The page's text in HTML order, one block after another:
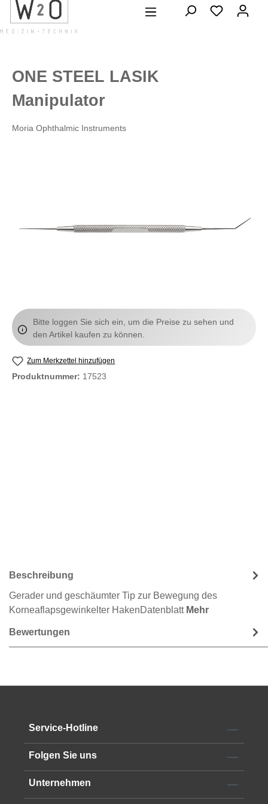
springen
ONE STEEL LASIK
Manipulator
Moria Ophthalmic Instruments
Bitte loggen Sie sich ein, um die Preise zu sehen und
den Artikel kaufen zu können.
Zum Merkzettel hinzufügen
Produktnummer: 17523
Beschreibung
Gerader und geschäumter Tip zur Bewegung des
Korneaflapsgewinkelter HakenDatenblatt Mehr
Bewertungen
Service-Hotline
Folgen Sie uns
Unternehmen